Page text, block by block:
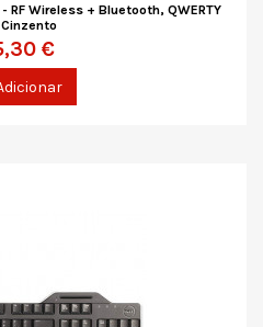
RF Wireless + Bluetooth, QWERTY
Cinzento
€